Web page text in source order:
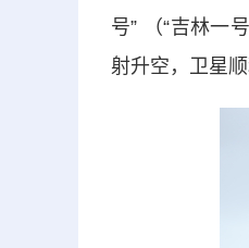
号” （“吉林一
射升空，卫星